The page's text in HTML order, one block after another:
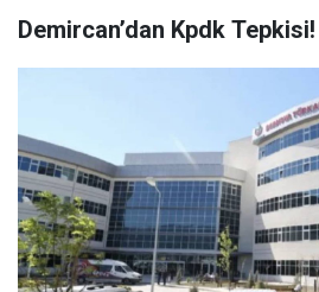
Demircan’dan Kpdk Tepkisi!